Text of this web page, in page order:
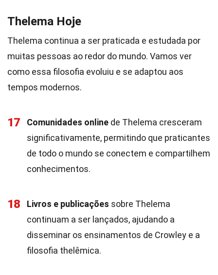
Thelema Hoje
Thelema continua a ser praticada e estudada por
muitas pessoas ao redor do mundo. Vamos ver
como essa filosofia evoluiu e se adaptou aos
tempos modernos.
17 Comunidades online de Thelema cresceram
significativamente, permitindo que praticantes
de todo o mundo se conectem e compartilhem
conhecimentos.
18 Livros e publicações sobre Thelema
continuam a ser lançados, ajudando a
disseminar os ensinamentos de Crowley e a
filosofia thelêmica.